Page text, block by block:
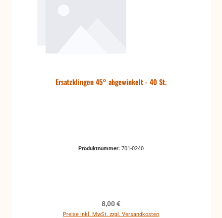
Ersatzklingen 45° abgewinkelt - 40 St.
Produktnummer: 701-0240
Regulärer Preis:
8,00 €
Preise inkl. MwSt. zzgl. Versandkosten